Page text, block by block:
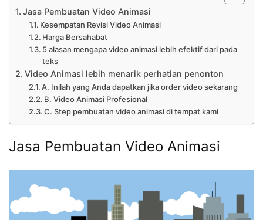
Jasa Pembuatan Video Animasi
Kesempatan Revisi Video Animasi
Harga Bersahabat
5 alasan mengapa video animasi lebih efektif dari pada
teks
Video Animasi lebih menarik perhatian penonton
A. Inilah yang Anda dapatkan jika order video sekarang
B. Video Animasi Profesional
C. Step pembuatan video animasi di tempat kami
Jasa Pembuatan Video Animasi